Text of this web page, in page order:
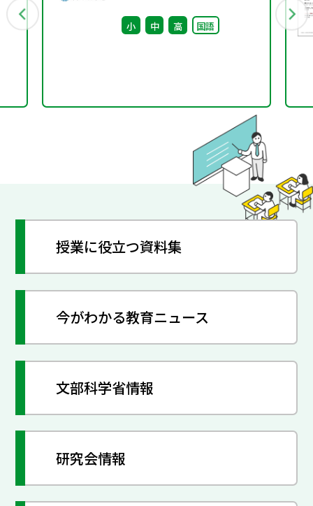
回） 配付資料
小 中 高 国語
授業に役立つ資料集
今がわかる教育ニュース
文部科学省情報
研究会情報